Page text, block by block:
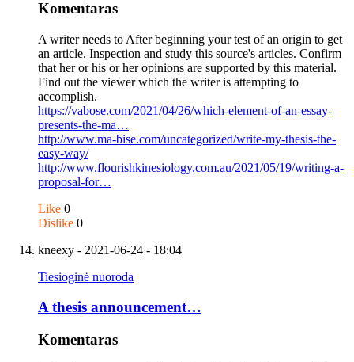
Komentaras
A writer needs to After beginning your test of an origin to get
an article. Inspection and study this source's articles. Confirm
that her or his or her opinions are supported by this material.
Find out the viewer which the writer is attempting to
accomplish.
https://vabose.com/2021/04/26/which-element-of-an-essay-
presents-the-ma…
http://www.ma-bise.com/uncategorized/write-my-thesis-the-
easy-way/
http://www.flourishkinesiology.com.au/2021/05/19/writing-a-
proposal-for…
Like 0
Dislike 0
kneexy - 2021-06-24 - 18:04
Tiesioginė nuoroda
A thesis announcement…
Komentaras